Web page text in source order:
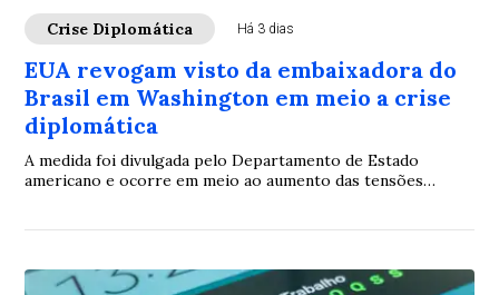
Crise Diplomática Há 3 dias
EUA revogam visto da embaixadora do
Brasil em Washington em meio a crise
diplomática
A medida foi divulgada pelo Departamento de Estado
americano e ocorre em meio ao aumento das tensões